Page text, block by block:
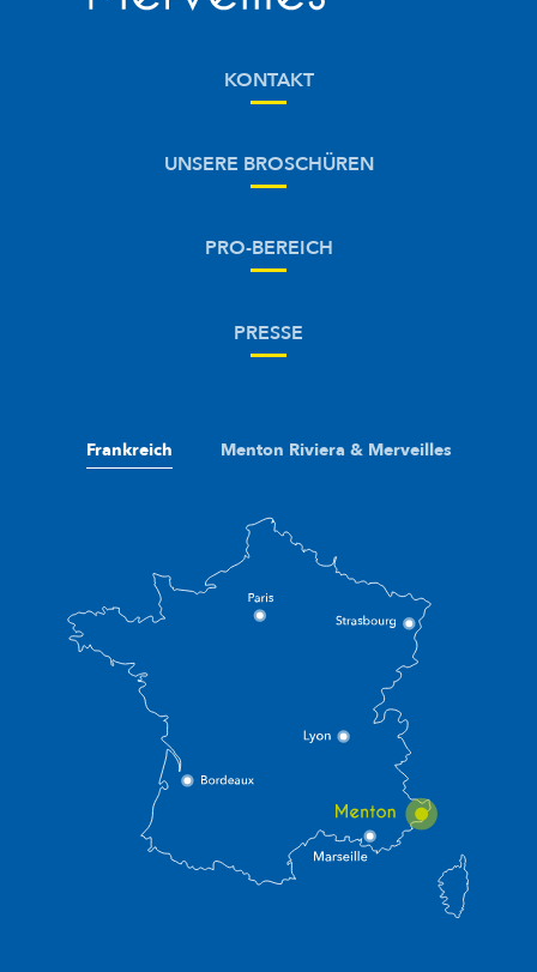
KONTAKT
UNSERE BROSCHÜREN
PRO-BEREICH
PRESSE
Frankreich Menton Riviera & Merveilles